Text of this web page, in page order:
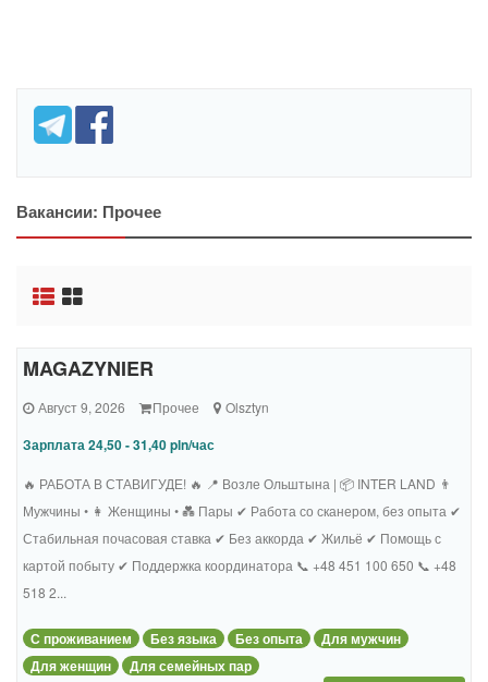
Вакансии: Прочее
MAGAZYNIER
Август 9, 2026 Прочее Olsztyn
Зарплата 24,50 - 31,40 pln/час
🔥 РАБОТА В СТАВИГУДЕ! 🔥 📍 Возле Ольштына | 📦 INTER LAND 👨
Мужчины • 👩 Женщины • 💑 Пары ✔ Работа со сканером, без опыта ✔
Стабильная почасовая ставка ✔ Без аккорда ✔ Жильё ✔ Помощь с
картой побыту ✔ Поддержка координатора 📞 +48 451 100 650 📞 +48
518 2...
С проживанием Без языка Без опыта
Для мужчин
Для женщин
Для семейных пар